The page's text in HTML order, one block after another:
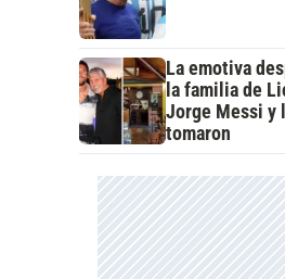
La emotiva
la familia de
Jorge Messi y
tomaron